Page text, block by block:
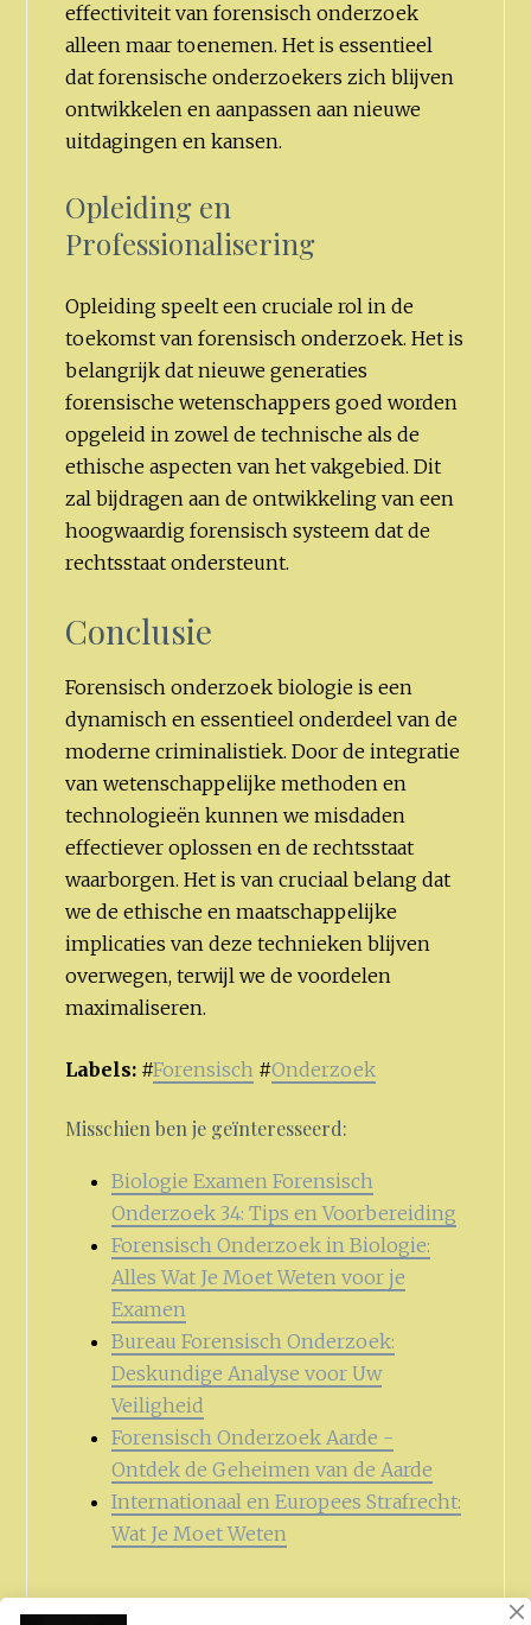
effectiviteit van forensisch onderzoek
alleen maar toenemen. Het is essentieel
dat forensische onderzoekers zich blijven
ontwikkelen en aanpassen aan nieuwe
uitdagingen en kansen.
Opleiding en
Professionalisering
Opleiding speelt een cruciale rol in de
toekomst van forensisch onderzoek. Het is
belangrijk dat nieuwe generaties
forensische wetenschappers goed worden
opgeleid in zowel de technische als de
ethische aspecten van het vakgebied. Dit
zal bijdragen aan de ontwikkeling van een
hoogwaardig forensisch systeem dat de
rechtsstaat ondersteunt.
Conclusie
Forensisch onderzoek biologie is een
dynamisch en essentieel onderdeel van de
moderne criminalistiek. Door de integratie
van wetenschappelijke methoden en
technologieën kunnen we misdaden
effectiever oplossen en de rechtsstaat
waarborgen. Het is van cruciaal belang dat
we de ethische en maatschappelijke
implicaties van deze technieken blijven
overwegen, terwijl we de voordelen
maximaliseren.
Labels: #Forensisch #Onderzoek
Misschien ben je geïnteresseerd:
Biologie Examen Forensisch
Onderzoek 34: Tips en Voorbereiding
Forensisch Onderzoek in Biologie:
Alles Wat Je Moet Weten voor je
Examen
Bureau Forensisch Onderzoek:
Deskundige Analyse voor Uw
Veiligheid
Forensisch Onderzoek Aarde -
Ontdek de Geheimen van de Aarde
Internationaal en Europees Strafrecht:
Wat Je Moet Weten